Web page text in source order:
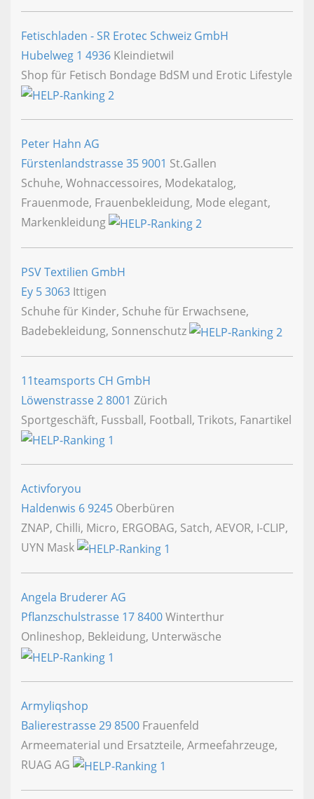
Fetischladen - SR Erotec Schweiz GmbH
Hubelweg 1 4936 Kleindietwil
Shop für Fetisch Bondage BdSM und Erotic Lifestyle
Peter Hahn AG
Fürstenlandstrasse 35 9001 St.Gallen
Schuhe, Wohnaccessoires, Modekatalog,
Frauenmode, Frauenbekleidung, Mode elegant,
Markenkleidung
PSV Textilien GmbH
Ey 53063 Ittigen
Schuhe für Kinder, Schuhe für Erwachsene,
Badebekleidung, Sonnenschutz
11teamsports CH GmbH
Löwenstrasse 28001 Zürich
Sportgeschäft, Fussball, Football, Trikots, Fanartikel
Activforyou
Haldenwis 6 9245 Oberbüren
ZNAP, Chilli, Micro, ERGOBAG, Satch, AEVOR, I-CLIP,
UYN Mask
Angela Bruderer AG
Pflanzschulstrasse 178400Winterthur
Onlineshop, Bekleidung, Unterwäsche
Armyliqshop
Balierestrasse 298500 Frauenfeld
Armeematerial und Ersatzteile, Armeefahrzeuge,
RUAG AG